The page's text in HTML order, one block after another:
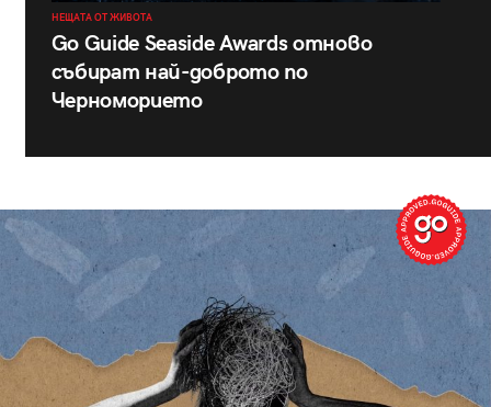
НЕЩАТА ОТ ЖИВОТА
Go Guide Seaside Awards отново
събират най-доброто по
Черноморието